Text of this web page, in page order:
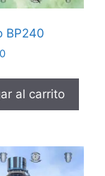
BP240
al carrito